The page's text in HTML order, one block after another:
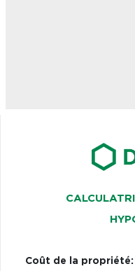
Coût de la propriété: